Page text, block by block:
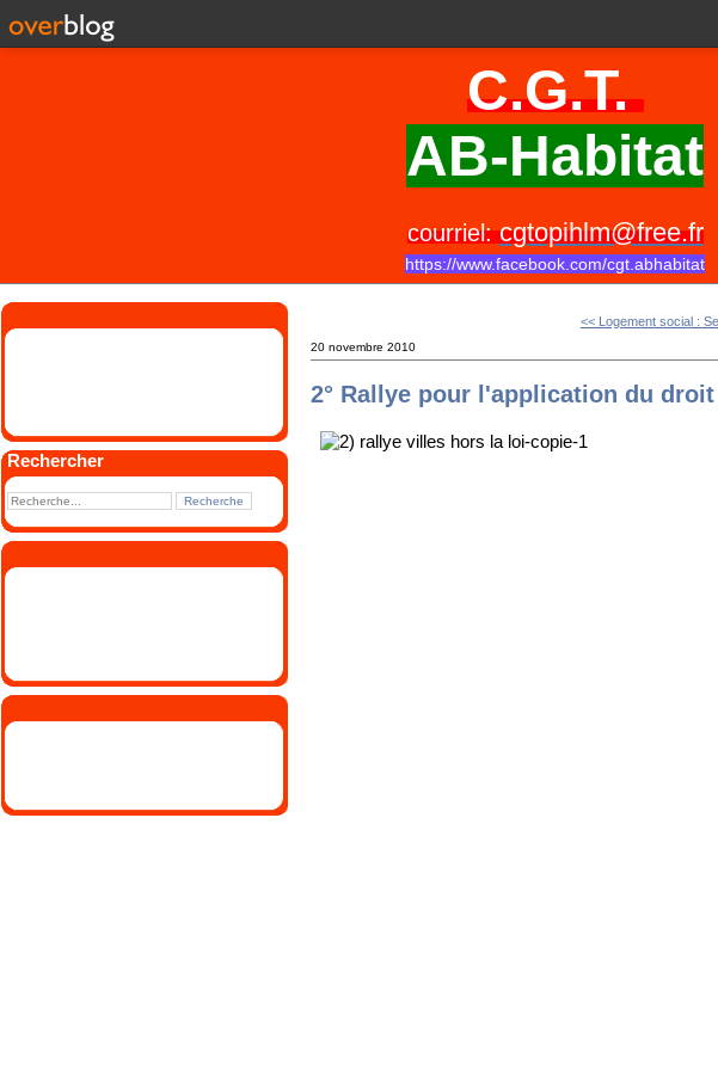
C.G.T.
AB-Habitat
courriel:cgtopihlm@free.fr
https://www.facebook.com/cgt.abhabitat
Rechercher
<< Logement social :
20 novembre 2010
2° Rallye pour l'application du